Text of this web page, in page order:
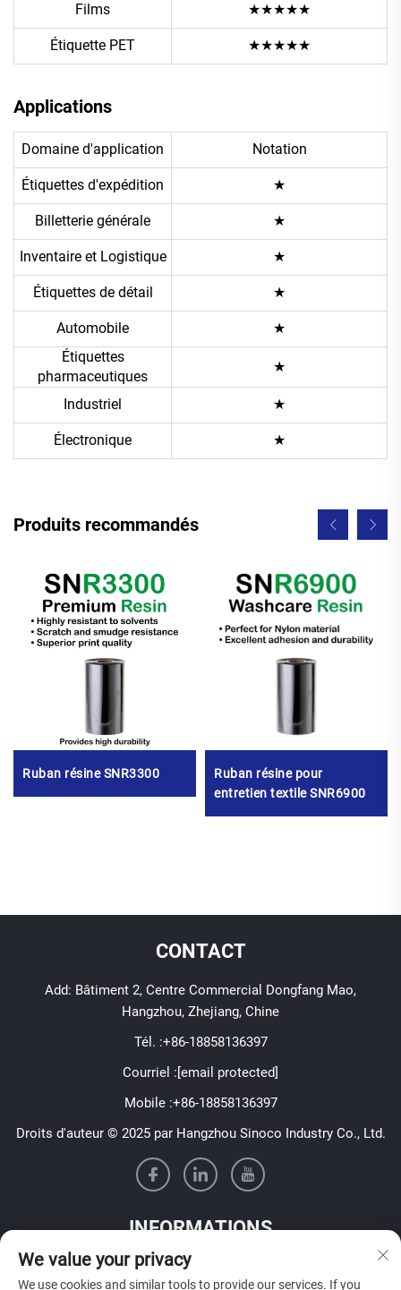
Films ★★★★★
Étiquette PET ★★★★★
Applications
Domaine d'application Notation
Étiquettes d'expédition ★
Billetterie générale ★
Inventaire et Logistique ★
Étiquettes de détail ★
Automobile
★
Étiquettes
pharmaceutiques
★
Industriel ★
Électronique ★
Produits recommandés
Ruban résine SNR3300
Ruban résine pour
entretien textile SNR6900
CONTACT
Add: Bâtiment 2, Centre Commercial Dongfang Mao,
Hangzhou, Zhejiang, Chine
Tél. :+86-18858136397
Courriel :[email protected]
Mobile :+86-18858136397
Droits d'auteur © 2025 par Hangzhou Sinoco Industry Co., Ltd.
INFORMATIONS
Inscrivez-vous pour recevoir notre newsletter hebdomadaire
We value your privacy
We use cookies and similar tools to provide our services. If you